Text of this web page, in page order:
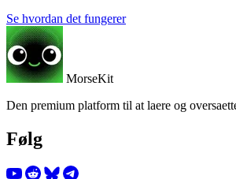
Se hvordan det fungerer
MorseKit
Den premium platform til at laere og
Følg